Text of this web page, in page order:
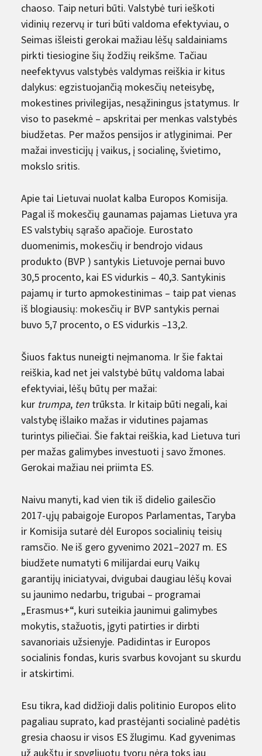
chaoso. Taip neturi būti. Valstybė turi ieškoti
vidinių rezervų ir turi būti valdoma efektyviau, o
Seimas išleisti gerokai mažiau lėšų saldainiams
pirkti tiesiogine šių žodžių reikšme. Tačiau
neefektyvus valstybės valdymas reiškia ir kitus
dalykus: egzistuojančią mokesčių neteisybę,
mokestines privilegijas, nesąžiningus įstatymus. Ir
viso to pasekmė – apskritai per menkas valstybės
biudžetas. Per mažos pensijos ir atlyginimai. Per
mažai investicijų į vaikus, į socialinę, švietimo,
mokslo sritis.
Apie tai Lietuvai nuolat kalba Europos Komisija.
Pagal iš mokesčių gaunamas pajamas Lietuva yra
ES valstybių sąrašo apačioje. Eurostato
duomenimis, mokesčių ir bendrojo vidaus
produkto (BVP ) santykis Lietuvoje pernai buvo
30,5 procento, kai ES vidurkis – 40,3. Santykinis
pajamų ir turto apmokestinimas – taip pat vienas
iš blogiausių: mokesčių ir BVP santykis pernai
buvo 5,7 procento, o ES vidurkis –13,2.
Šiuos faktus nuneigti neįmanoma. Ir šie faktai
reiškia, kad net jei valstybė būtų valdoma labai
efektyviai, lėšų būtų per mažai:
kur trumpa, ten trūksta. Ir kitaip būti negali, kai
valstybę išlaiko mažas ir vidutines pajamas
turintys piliečiai. Šie faktai reiškia, kad Lietuva turi
per mažas galimybes investuoti į savo žmones.
Gerokai mažiau nei priimta ES.
Naivu manyti, kad vien tik iš didelio gailesčio
2017-ųjų pabaigoje Europos Parlamentas, Taryba
ir Komisija sutarė dėl Europos socialinių teisių
ramsčio. Ne iš gero gyvenimo 2021–2027 m. ES
biudžete numatyti 6 milijardai eurų Vaikų
garantijų iniciatyvai, dvigubai daugiau lėšų kovai
su jaunimo nedarbu, trigubai – programai
„Erasmus+“, kuri suteikia jaunimui galimybes
mokytis, stažuotis, įgyti patirties ir dirbti
savanoriais užsienyje. Padidintas ir Europos
socialinis fondas, kuris svarbus kovojant su skurdu
ir atskirtimi.
Esu tikra, kad didžioji dalis politinio Europos elito
pagaliau suprato, kad prastėjanti socialinė padėtis
gresia chaosu ir visos ES žlugimu. Kad gyvenimas
už aukštų ir spygliuotų tvorų nėra toks jau